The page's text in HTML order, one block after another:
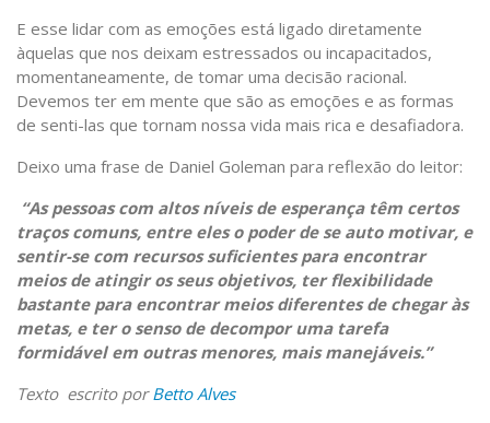
E esse lidar com as emoções está ligado diretamente
àquelas que nos deixam estressados ou incapacitados,
momentaneamente, de tomar uma decisão racional.
Devemos ter em mente que são as emoções e as formas
de senti-las que tornam nossa vida mais rica e desafiadora.
Deixo uma frase de Daniel Goleman para reflexão do leitor:
“As pessoas com altos níveis de esperança têm certos
traços comuns, entre eles o poder de se auto motivar, e
sentir-se com recursos suficientes para encontrar
meios de atingir os seus objetivos, ter flexibilidade
bastante para encontrar meios diferentes de chegar às
metas, e ter o senso de decompor uma tarefa
formidável em outras menores, mais manejáveis.”
Texto escrito porBetto Alves